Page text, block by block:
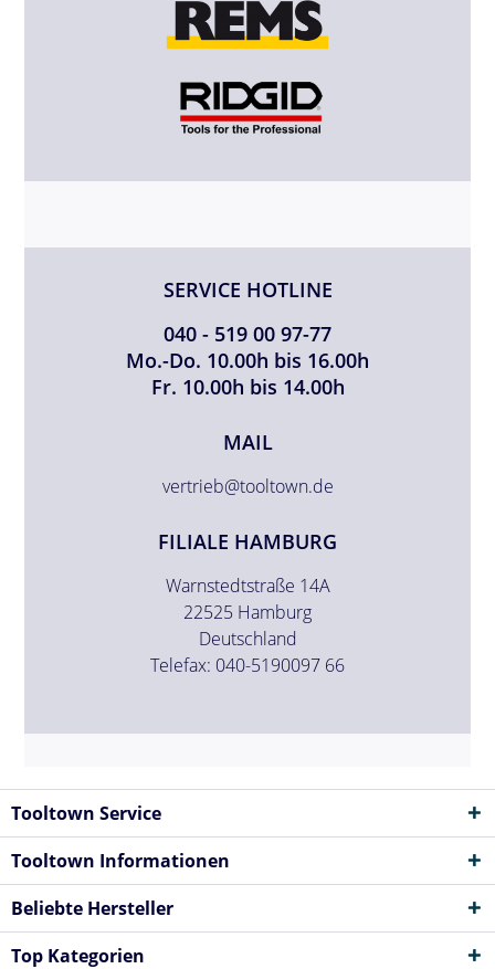
SERVICE HOTLINE
040 - 519 00 97-77
Mo.-Do. 10.00h bis 16.00h
Fr. 10.00h bis 14.00h
MAIL
vertrieb@tooltown.de
FILIALE HAMBURG
Warnstedtstraße 14A
22525 Hamburg
Deutschland
Telefax: 040-5190097 66
Tooltown Service
Tooltown Informationen
Beliebte Hersteller
Top Kategorien